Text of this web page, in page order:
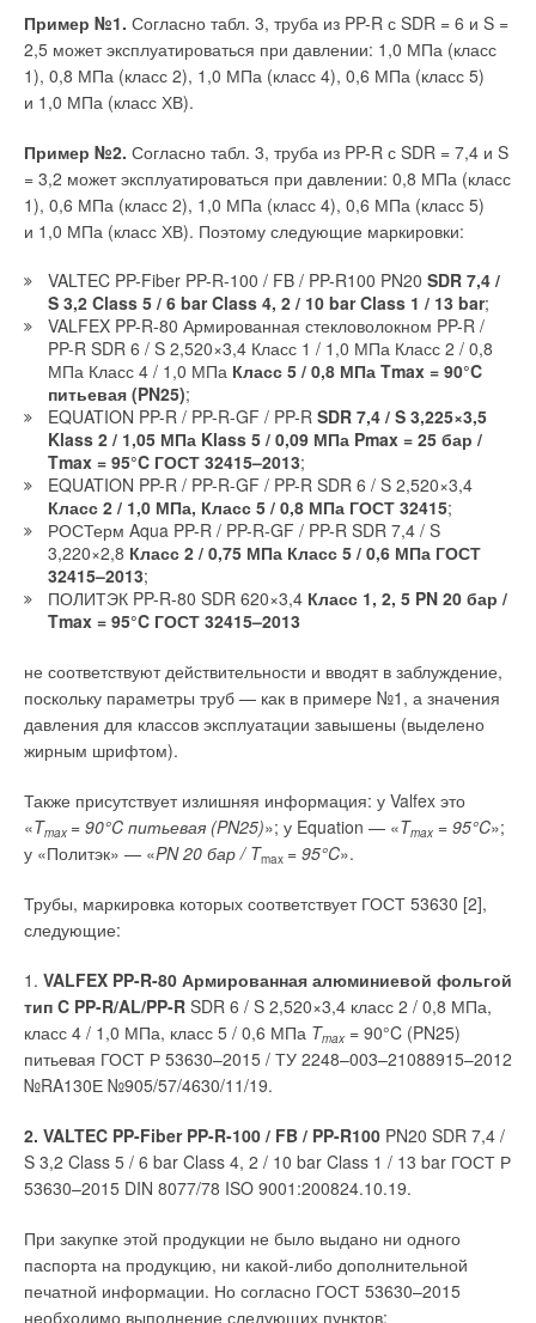
Пример №1. Согласно табл. 3, труба из PP-R с SDR = 6 и S =
2,5 может эксплуатироваться при давлении: 1,0 МПа (класс
1), 0,8 МПа (класс 2), 1,0 МПа (класс 4), 0,6 МПа (класс 5)
и 1,0 МПа (класс ХВ).
Пример №2. Согласно табл. 3, труба из PP-R с SDR = 7,4 и S
= 3,2 может эксплуатироваться при давлении: 0,8 МПа (класс
1), 0,6 МПа (класс 2), 1,0 МПа (класс 4), 0,6 МПа (класс 5)
и 1,0 МПа (класс ХВ). Поэтому следующие маркировки:
VALTEC PP-Fiber PP-R-100 / FB / PP-R100 PN20 SDR 7,4 /
S 3,2 Class 5 / 6 bar Class 4, 2 / 10 bar Class 1 / 13 bar;
VALFEX PP-R-80 Армированная стекловолокном PP-R /
PP-R SDR 6 / S 2,520×3,4 Класс 1 / 1,0 МПа Класс 2 / 0,8
МПа Класс 4 / 1,0 МПа Класс 5 / 0,8 МПа Tmax = 90°C
питьевая (PN25);
EQUATION PP-R / PP-R-GF / PP-R SDR 7,4 / S 3,225×3,5
Klass 2 / 1,05 МПа Klass 5 / 0,09 МПа Pmax = 25 бар /
Tmax = 95°C ГОСТ 32415–2013;
EQUATION PP-R / PP-R-GF / PP-R SDR 6 / S 2,520×3,4
Класс 2 / 1,0 МПа, Класс 5 / 0,8 МПа ГОСТ 32415;
РОСТерм Aqua PP-R / PP-R-GF / PP-R SDR 7,4 / S
3,220×2,8 Класс 2 / 0,75 МПа Класс 5 / 0,6 МПа ГОСТ
32415–2013;
ПОЛИТЭК PP-R-80 SDR 620×3,4 Класс 1, 2, 5 PN 20 бар /
Tmax = 95°C ГОСТ 32415–2013
не соответствуют действительности и вводят в заблуждение,
поскольку параметры труб — как в примере №1, а значения
давления для классов эксплуатации завышены (выделено
жирным шрифтом).
Также присутствует излишняя информация: у Valfex это
«Tmax = 90°C питьевая (PN25)»; у Equation — «Tmax = 95°C»;
у «Политэк» — «PN 20 бар / Tmax = 95°C».
Трубы, маркировка которых соответствует ГОСТ 53630 [2],
следующие:
1. VALFEX PP-R-80 Армированная алюминиевой фольгой
тип C PP-R/AL/PP-R SDR 6 / S 2,520×3,4 класс 2 / 0,8 МПа,
класс 4 / 1,0 МПа, класс 5 / 0,6 МПа Tmax = 90°C (PN25)
питьевая ГОСТ Р 53630–2015 / ТУ 2248–003–21088915–2012
№RA130Е №905/57/4630/11/19.
2. VALTEC PP-Fiber PP-R-100 / FB / PP-R100 PN20 SDR 7,4 /
S 3,2 Class 5 / 6 bar Class 4, 2 / 10 bar Class 1 / 13 bar ГОСТ Р
53630–2015 DIN 8077/78 ISO 9001:200824.10.19.
При закупке этой продукции не было выдано ни одного
паспорта на продукцию, ни какой-либо дополнительной
печатной информации. Но согласно ГОСТ 53630–2015
необходимо выполнение следующих пунктов:
выполняют функцию защиты компонентов системы
пожаротушения от перегрузки и бросков давления.
Обратные клапаны серии VCH
Обратные клапаны серии VCH предназначены для
пропускания рабочей среды в одном направлении
и предотвращения её движения в противоход.
Реализованные проекты на базе компонентов Danfoss
в РФ и Европе
Насосы Danfoss серии PAH и клапаны VDHT, VRH и VCH
установлены в большом количестве систем пожаротушения
ТРВ, реализованных по всему миру. Например, низкие
эксплуатационные расходы и длительные интервалы
обслуживания были решающими для заказчика объекта,
когда в 2019 году отель Alsik в городе Сондерборг (Дания)
выбрал систему пожаротушения ТРВ. Система прошла все
регламентные испытания с максимальной оценкой,
Сердцем системы являются восемь насосов PAH 80, которые
в любой момент обеспечат подачу воды под давлением 120
бар для эффективной борьбы с возгоранием в любой точке
из 19 этажей, 190 комнат и на общей площади 24,5 тыс. м².
периферической части корпуса, и плоский эластичный
клапан, устанавливаемый на нижней части переливной
трубы. Его некоторые конструктивные решения приведены
в [1] на рис. 3, 4 и 5. При этом штриховая кривая 1 получена
при испытании спускной арматуры при свободном сливе
воды из смывного бачка, а штриховая кривая 2 — при
испытании этой же спускной арматуры при наличии
гидравлического сопротивления в спускном отверстии в виде
насадка с диском, имеющим 18 круглых отверстий.
Суммарная площадь этих отверстий составляет 14,14 см²,
что укладывается в вилку рекомендаций в п. 7.3 ГОСТ
21485–94 о присоединении к спускному отверстию патрубка
с площадью отверстия от 14 до 15 см² для имитации
гидравлического сопротивления каналов под ободом
унитаза. Этот насадок имитирует усреднённое
гидравлическое сопротивление каналов обода унитаза.
На рис. 1 также сплошной линией 3 приведена зависимость
ср=f(Vн) для спускной арматуры с квазиконоидальным
седлом, приведённым в [1] на рис. 7. Такое седло по
сравнению с классическим пропускает на 30–40% бóльшие
расходы воды, чем классическое седло. Это подтверждается
графиками, выполненными сплошными линиями 1 и 3
испытании спускной арматуры при свободном сливе,
а штриховые кривые 2 и 4 — при сливе воды из бачка
с установленным на торце спускной трубы гидравлическим
сопротивлением как и при получении кривых 1 и 3. Анализ
арматуры с квазиконоидальным седлом предпочтительнее
с точки зрения получения больших средних расходов
на смыв.
Следует отметить, что автор этой статьи отказался
от использования патрубка площадью отверстия, равной 14–
имитирующего гидравлическое сопротивление обода
унитаза, так как такой патрубок длиной, например, 300 мм
существенно увеличивает средний расход воды при
экспериментальных исследованиях за счёт сифонного
эффекта и искажает результаты экспериментального
На рис. 1 штрихпунктирной линией 5 нанесена аналогичная
зависимостьQср =f(Vз) для спускной арматуры
со смывным бачком на унитазе с душевой подачей воды
на смыв. К сожалению, этот унитаз оказался не очень
удачной конструкцией с точки зрения качества смыва и его